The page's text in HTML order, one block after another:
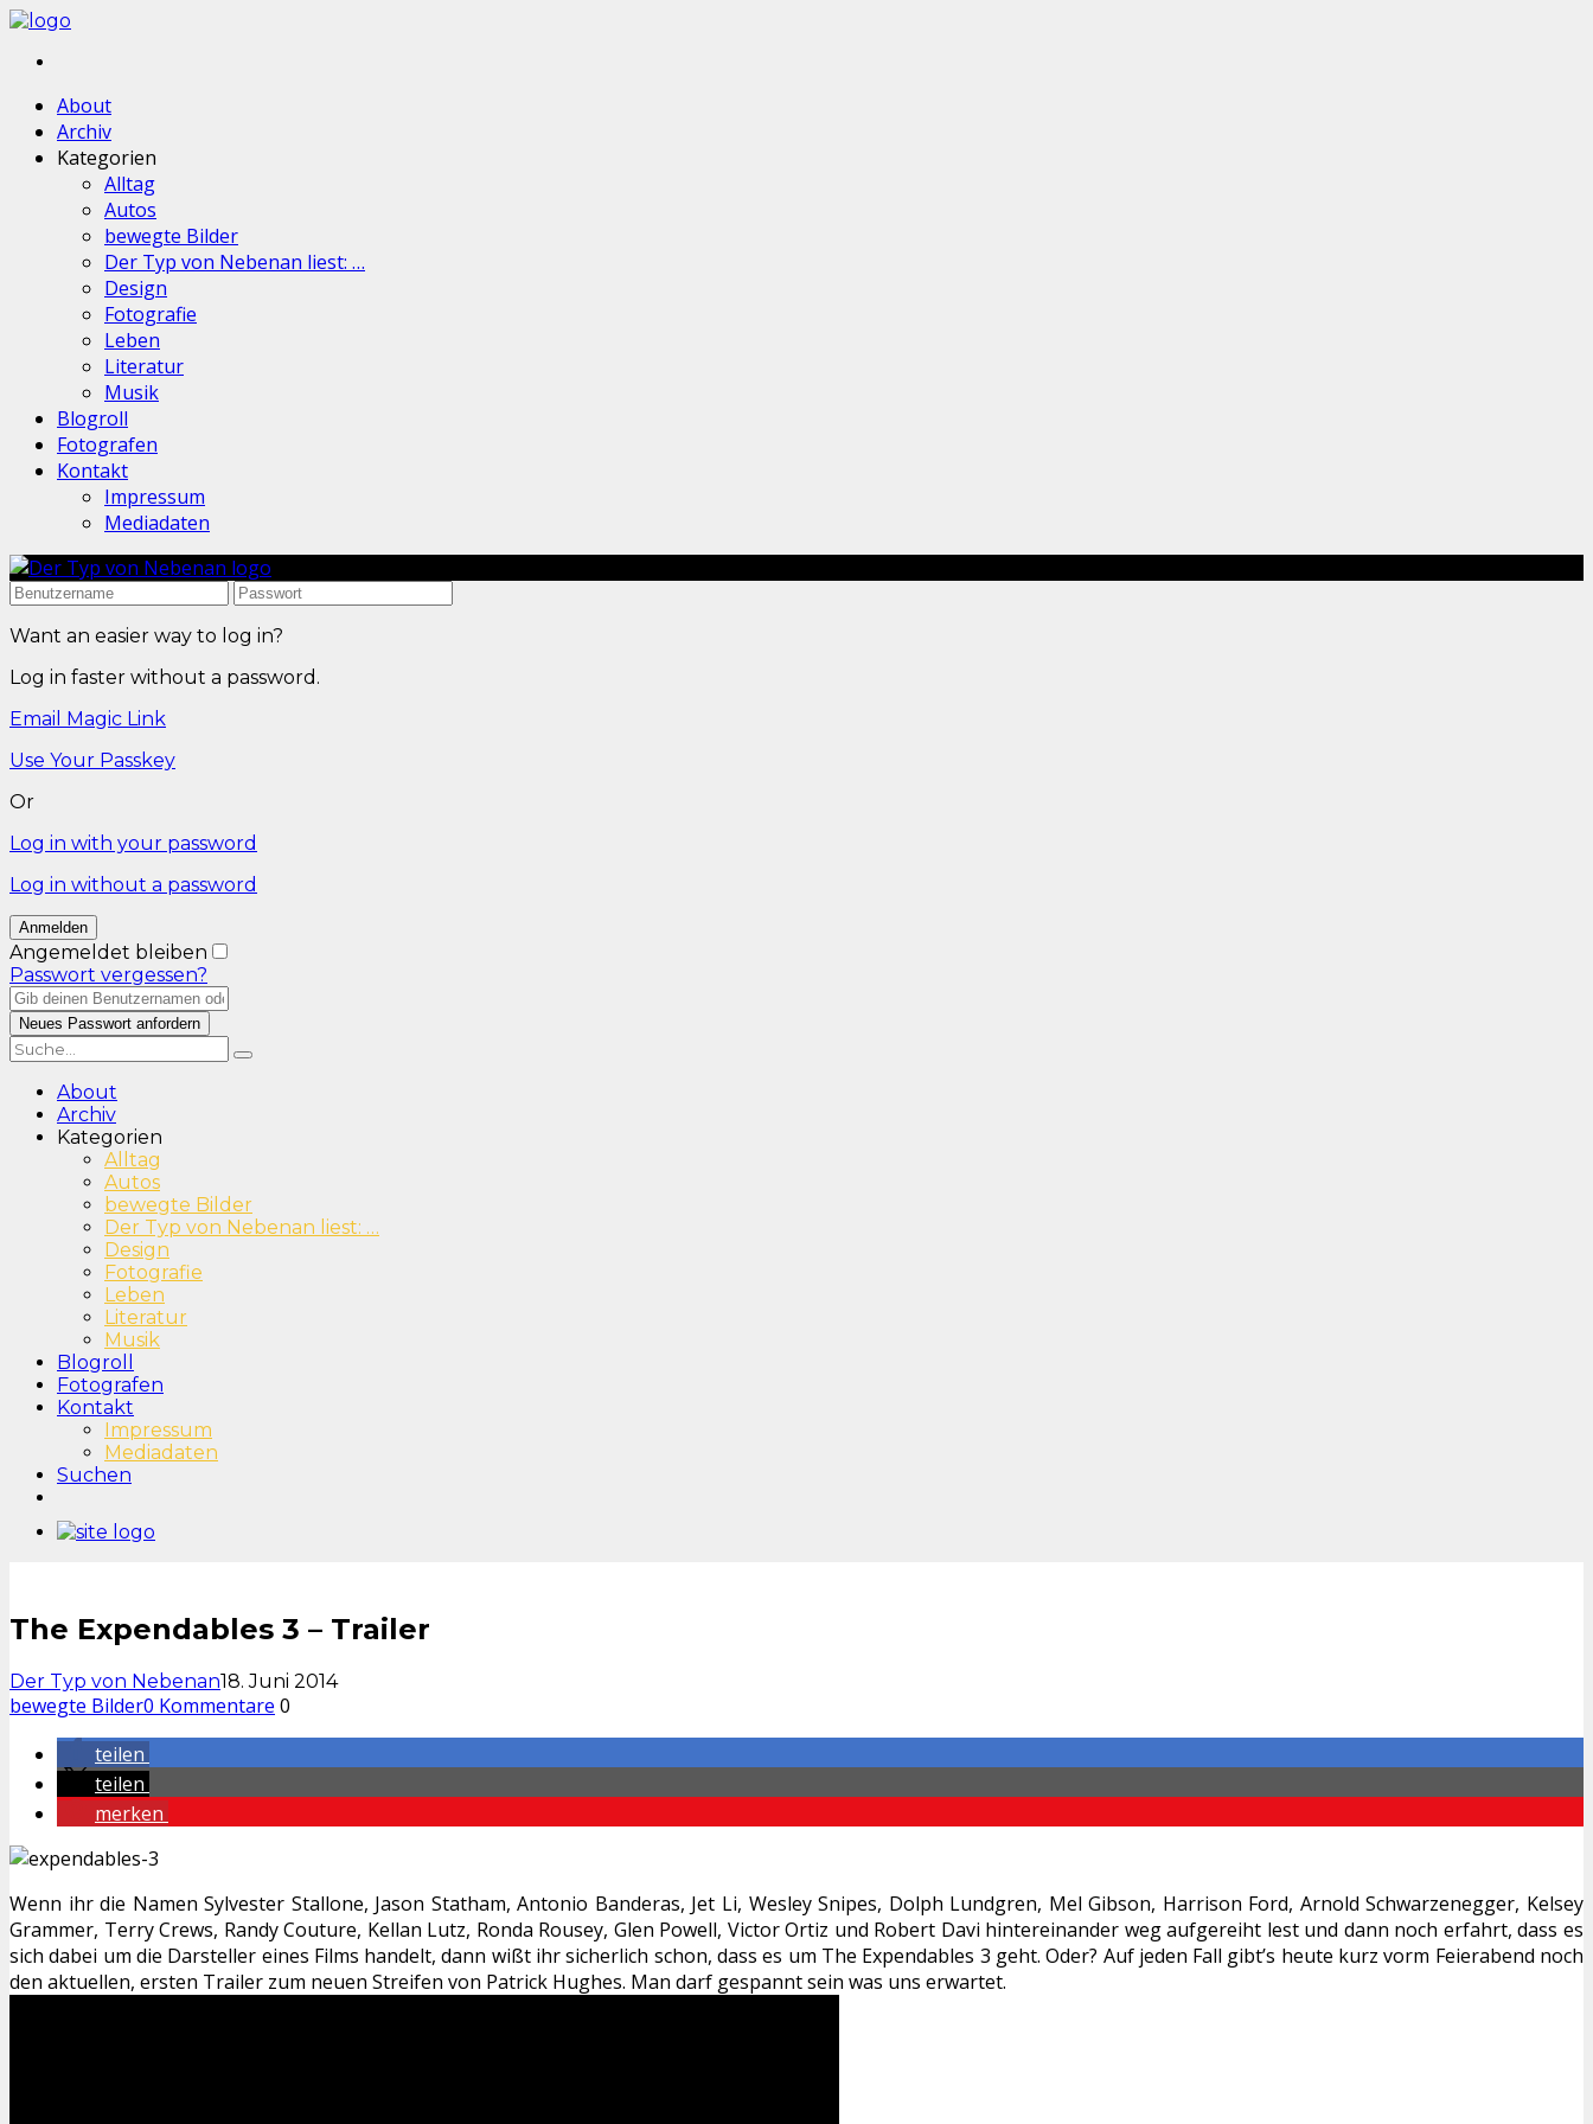
About
Archiv
Kategorien
Alltag
Autos
bewegte Bilder
Der Typ von Nebenan liest: …
Design
Fotografie
Leben
Literatur
Musik
Blogroll
Fotografen
Kontakt
Impressum
Mediadaten
Want an easier way to log in?
Log in faster without a password.
Email Magic Link
Use Your Passkey
Or
Log in with your password
Log in without a password
Angemeldet bleiben
Passwort vergessen?
About
Archiv
Kategorien
Alltag
Autos
bewegte Bilder
Der Typ von Nebenan liest: …
Design
Fotografie
Leben
Literatur
Musik
Blogroll
Fotografen
Kontakt
Impressum
Mediadaten
Suchen
The Expendables 3 – Trailer
Der Typ von Nebenan18. Juni 2014
bewegte Bilder0 Kommentare 0
teilen
teilen
merken
Wenn ihr die Namen Sylvester Stallone, Jason Statham, Antonio Banderas, Jet Li, Wesley Snipes, Dolph Lundgren, Mel Gibson, Harrison Ford, Arnold Schwarzenegger, Kelsey
Grammer, Terry Crews, Randy Couture, Kellan Lutz, Ronda Rousey, Glen Powell, Victor Ortiz und Robert Davi hintereinander weg aufgereiht lest und dann noch erfahrt, dass es
sich dabei um die Darsteller eines Films handelt, dann wißt ihr sicherlich schon, dass es um The Expendables 3 geht. Oder? Auf jeden Fall gibt’s heute kurz vorm Feierabend noch
den aktuellen, ersten Trailer zum neuen Streifen von Patrick Hughes. Man darf gespannt sein was uns erwartet.